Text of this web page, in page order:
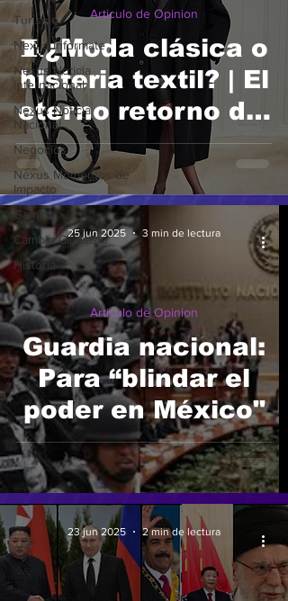
Turismo
Nexus Infórmate
Nexus Noticia
Internacional
Nexus Noticia
Nacional
Negocios
Nexus Momentos de
Impacto
Gaming
Cambio Climatico
Historia
🧵¿Moda clásica o
histeria textil? | El
eterno retorno del
estilo
Articulo de Opinion
Guardia nacional:
Para “blindar el
poder en México"
Articulo de Opinion
25 jun 2025 3 min de lectura
23 jun 2025 2 min de lectura